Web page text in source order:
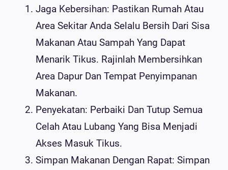
Jaga Kebersihan: Pastikan Rumah Atau
Area Sekitar Anda Selalu Bersih Dari Sisa
Makanan Atau Sampah Yang Dapat
Menarik Tikus. Rajinlah Membersihkan
Area Dapur Dan Tempat Penyimpanan
Makanan.
Penyekatan: Perbaiki Dan Tutup Semua
Celah Atau Lubang Yang Bisa Menjadi
Akses Masuk Tikus.
Simpan Makanan Dengan Rapat: Simpan